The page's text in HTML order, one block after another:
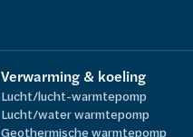
Verwarming & koeling
Lucht/lucht-warmtepomp
Lucht/water warmtepomp
Geothermische warmtepomp